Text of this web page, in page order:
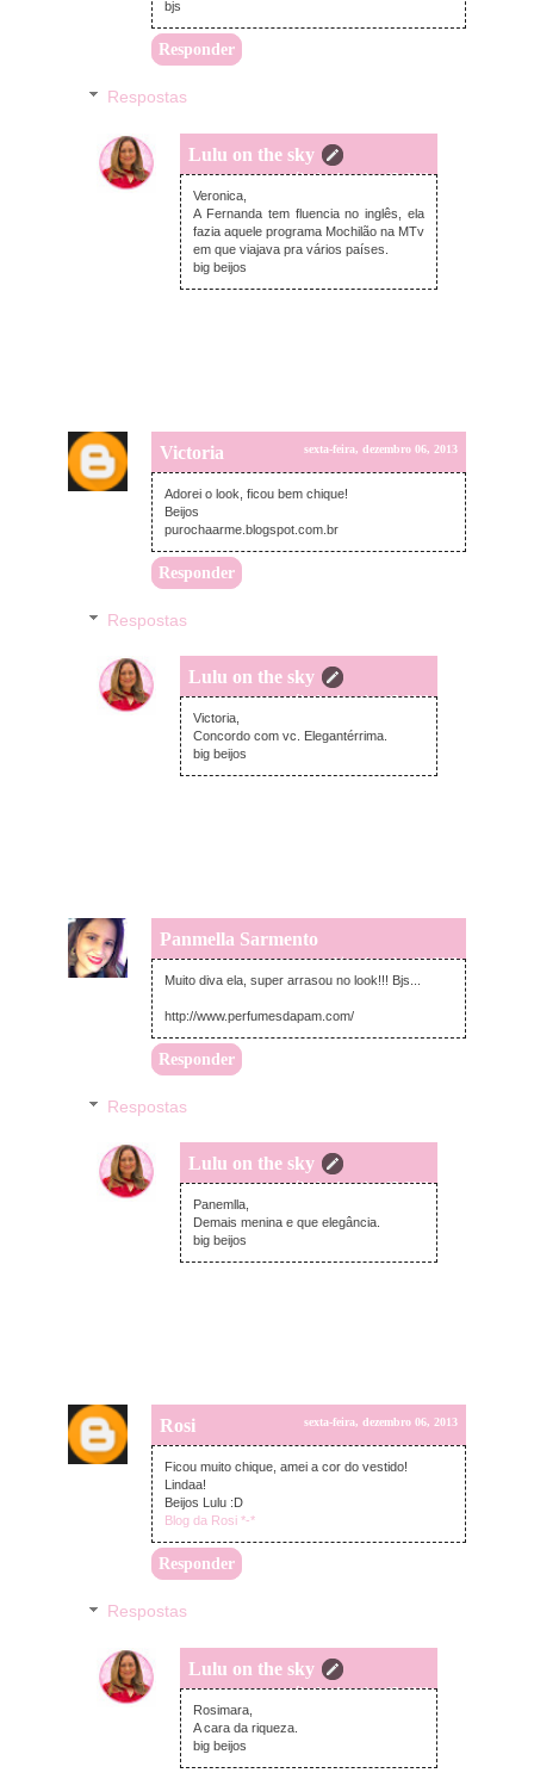
bjs
Responder
Respostas
Lulu on the sky
sábado, dezembro 07, 2013
Veronica,
A Fernanda tem fluencia no inglês, ela
fazia aquele programa Mochilão na MTv
em que viajava pra vários países.
big beijos
Victoria sexta-feira, dezembro 06, 2013
Adorei o look, ficou bem chique!
Beijos
purochaarme.blogspot.com.br
Responder
Respostas
Lulu on the sky
sábado, dezembro 07, 2013
Victoria,
Concordo com vc. Elegantérrima.
big beijos
Panmella Sarmento
sexta-feira, dezembro 06, 2013
Muito diva ela, super arrasou no look!!! Bjs...
http://www.perfumesdapam.com/
Responder
Respostas
Lulu on the sky
sábado, dezembro 07, 2013
Panemlla,
Demais menina e que elegância.
big beijos
Rosi sexta-feira, dezembro 06, 2013
Ficou muito chique, amei a cor do vestido!
Lindaa!
Beijos Lulu :D
Blog da Rosi *-*
Responder
Respostas
Lulu on the sky
sábado, dezembro 07, 2013
Rosimara,
A cara da riqueza.
big beijos